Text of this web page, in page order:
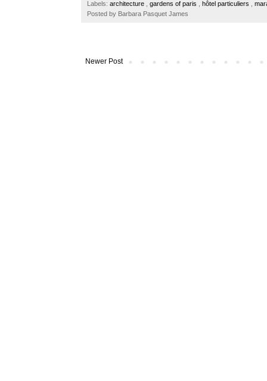
k
e
s
Labels: architecture , gardens of paris , hôtel particuliers ,
Posted by Barbara Pasquet James
Newer Post